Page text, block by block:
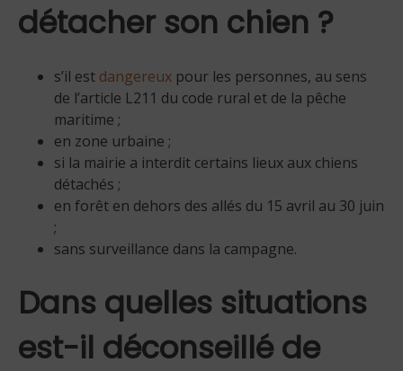
détacher son chien ?
s’il est dangereux pour les personnes, au sens
de l’article L211 du code rural et de la pêche
maritime ;
en zone urbaine ;
si la mairie a interdit certains lieux aux chiens
détachés ;
en forêt en dehors des allés du 15 avril au 30 juin
;
sans surveillance dans la campagne.
Dans quelles situations
est-il déconseillé de